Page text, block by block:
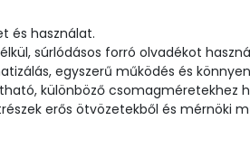
és használat.
súrlódásos forró olvadékot
egyszerű működés és
különböző csomagméretekhez
erős ötvözetekből és mérnöki